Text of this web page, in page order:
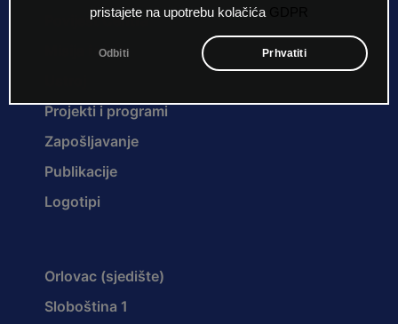
pristajete na upotrebu kolačića
Odbiti Prhvatiti
Povijest Centra
Misija i vizija
Projekti i programi
Zapošljavanje
Publikacije
Logotipi
Orlovac (sjedište)
Sloboština 1